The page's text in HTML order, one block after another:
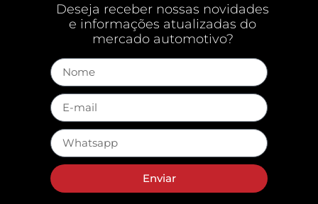
Deseja receber nossas novidades
e informações atualizadas do
mercado automotivo?
Enviar